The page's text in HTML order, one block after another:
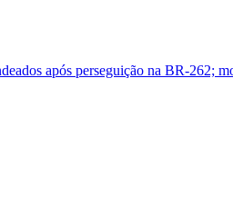
após perseguição na BR-262;